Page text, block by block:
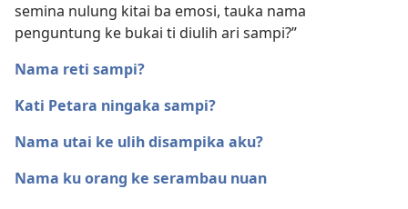
semina nulung kitai ba emosi, tauka nama
penguntung ke bukai ti diulih ari sampi?”
Nama reti sampi?
Kati Petara ningaka sampi?
Nama utai ke ulih disampika aku?
Nama ku orang ke serambau nuan